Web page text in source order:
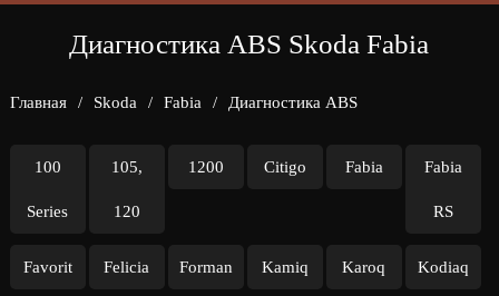
Диагностика ABS Skoda Fabia
Главная / Skoda / Fabia / Диагностика ABS
100
Series
105,
120
1200 Citigo Fabia Fabia
RS
Favorit Felicia Forman Kamiq Karoq Kodiaq